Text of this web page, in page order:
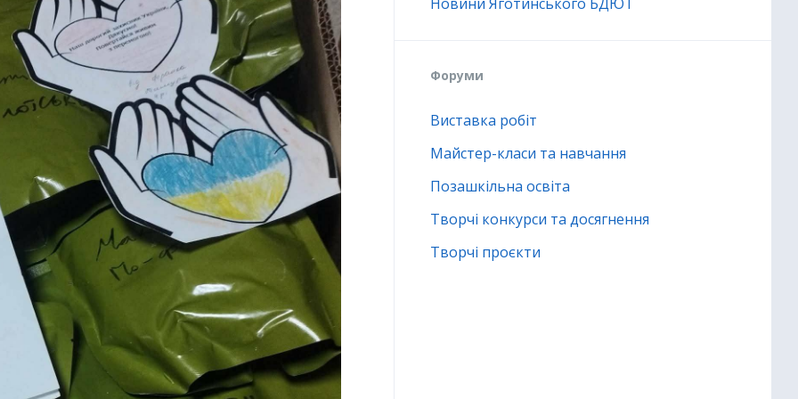
Форуми
Виставка робіт
Майстер-класи та навчання
Позашкільна освіта
Творчі конкурси та досягнення
Творчі проєкти